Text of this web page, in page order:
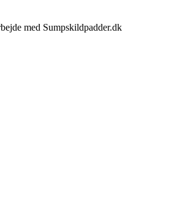
med Sumpskildpadder.dk